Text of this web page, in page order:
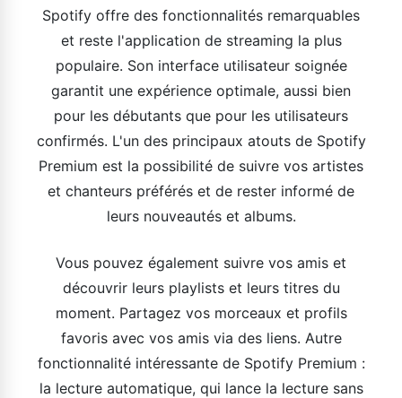
Spotify offre des fonctionnalités remarquables
et reste l'application de streaming la plus
populaire. Son interface utilisateur soignée
garantit une expérience optimale, aussi bien
pour les débutants que pour les utilisateurs
confirmés. L'un des principaux atouts de Spotify
Premium est la possibilité de suivre vos artistes
et chanteurs préférés et de rester informé de
leurs nouveautés et albums.
Vous pouvez également suivre vos amis et
découvrir leurs playlists et leurs titres du
moment. Partagez vos morceaux et profils
favoris avec vos amis via des liens. Autre
fonctionnalité intéressante de Spotify Premium :
la lecture automatique, qui lance la lecture sans